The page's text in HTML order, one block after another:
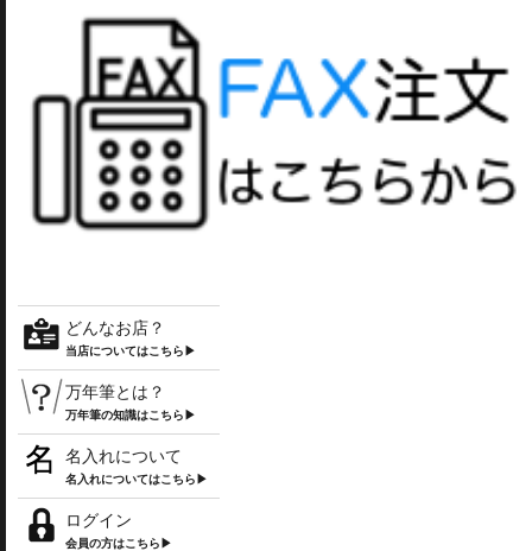
どんなお店？
当店についてはこちら▶
万年筆とは？
万年筆の知識はこちら▶
名入れについて
名入れについてはこちら▶
ログイン
会員の方はこちら▶